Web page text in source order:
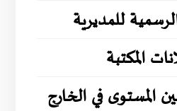
للمديرية
المكتبة
المستوى في الخارج